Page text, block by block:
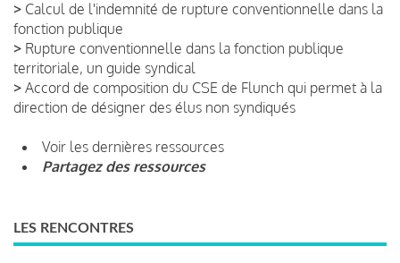
> Calcul de l'indemnité de rupture conventionnelle dans la
fonction publique
> Rupture conventionnelle dans la fonction publique
territoriale, un guide syndical
> Accord de composition du CSE de Flunch qui permet à la
direction de désigner des élus non syndiqués
Voir les dernières ressources
Partagez des ressources
LES RENCONTRES